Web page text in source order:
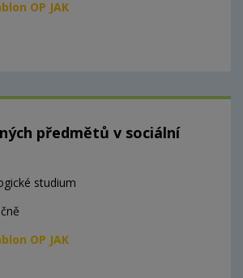
OP JAK
předmětů v sociální
studium
OP JAK